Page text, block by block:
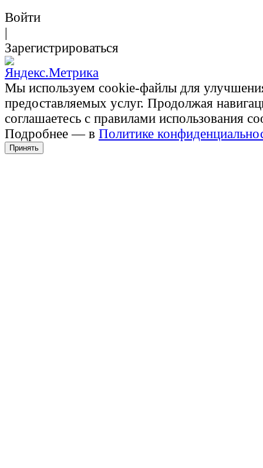
Войти
|
Зарегистрироваться
Мы используем cookie-файлы для
предоставляемых услуг. Продолжая
соглашаетесь с правилами использования
Подробнее — в Политике
Принять